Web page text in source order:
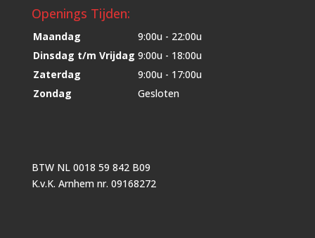
Openings Tijden:
Maandag
9:00u - 22:00u
Dinsdag t/m Vrijdag 9:00u - 18:00u
Zaterdag
9:00u - 17:00u
Zondag
Gesloten
BTW NL 0018 59 842 B09
K.v.K. Arnhem nr. 09168272